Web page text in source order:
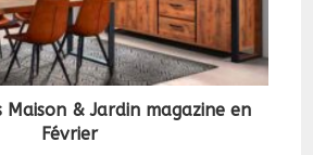
& Jardin magazine en
Février